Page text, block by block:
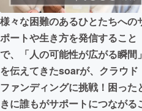
ビジネス・起業
まちづくり・地域活
CAMPFIRE for Social
CAMPFIREふるさと納税
様々な困難のあるひとたちへの
ポートや生き方を発信すること
で、「人の可能性が広がる瞬間」
を伝えてきたsoarが、クラウド
ファンディングに挑戦！困った
きに誰もがサポートにつながる